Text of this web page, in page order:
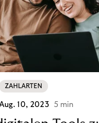
ZAHLARTEN
10, 2023 5 min